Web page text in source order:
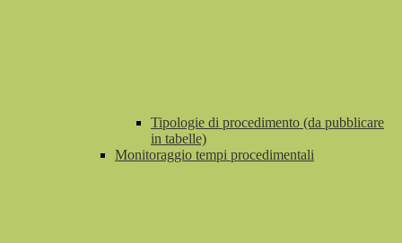
Tipologie di procedimento (da pubblicare
in tabelle)
Monitoraggio tempi procedimentali